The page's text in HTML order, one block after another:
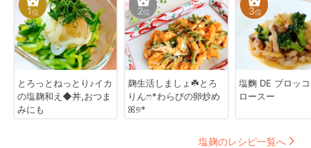
1位
とろっとねっとり♪イカ
の塩麹和え◆丼,おつま
みにも
2位
麹生活しましょ☘️とろ
りんෆ*わらびの卵炒め
ꕤ୭*
3位
塩麴 DE ブロッ
ロースー
塩麹のレシピ一覧へ